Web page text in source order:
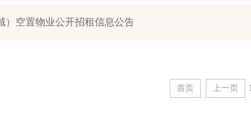
）空置物业公开招租信息公告
首页 上一页